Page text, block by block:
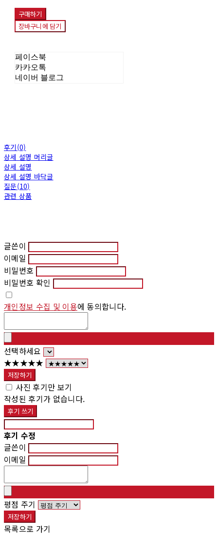
구매하기
장바구니에 담기
페이스북
카카오톡
네이버 블로그
후기(0)
상세 설명 머리글
상세 설명
상세 설명 바닥글
질문(10)
관련 상품
글쓴이
이메일
비밀번호
비밀번호 확인
개인정보 수집 및 이용에 동의합니다.
선택하세요
★★★★★
저장하기
사진 후기만 보기
작성된 후기가 없습니다.
후기 쓰기
후기 수정
글쓴이
이메일
평점 주기
저장하기
목록으로 가기